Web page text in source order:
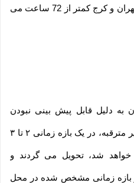
مدت زمان تحویل کالاها در شهر تهران و کرج کمتر از 72 ساعت می
دلیل قابل پیش بینی نبودن
مسائلی نظیر ترافیک یا حوداث غیر مترقبه، در یک بازه زمانی ۲ تا ۳
شد، تحویل می گردند و
بازه زمانی مشخص شده در محل